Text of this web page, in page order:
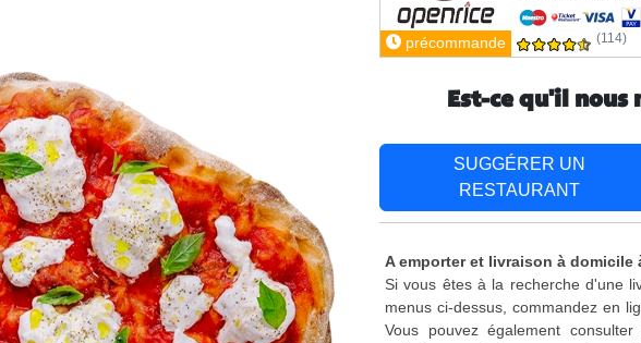
précommande (114)
Est-ce qu'il nous
SUGGÉRER UN
RESTAURANT
A emporter et livraison à domicile
Si vous êtes à la recherche d'une
menus ci-dessus, commandez en
Vous pouvez également